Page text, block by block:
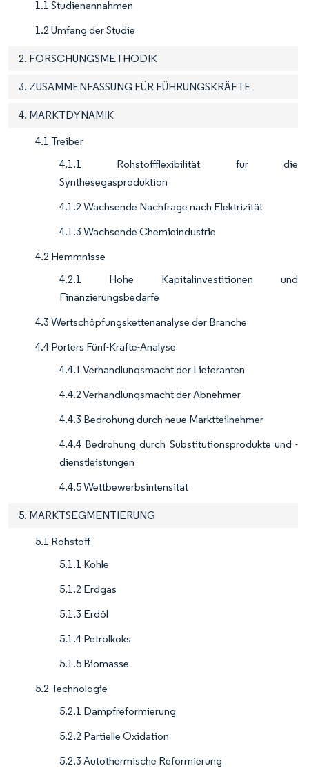
1.1 Studienannahmen
1.2 Umfang der Studie
2. FORSCHUNGSMETHODIK
3. ZUSAMMENFASSUNG FÜR FÜHRUNGSKRÄFTE
4. MARKTDYNAMIK
4.1 Treiber
4.1.1 Rohstoffflexibilität für die
Synthesegasproduktion
4.1.2 Wachsende Nachfrage nach Elektrizität
4.1.3 Wachsende Chemieindustrie
4.2 Hemmnisse
4.2.1 Hohe Kapitalinvestitionen und
Finanzierungsbedarfe
4.3 Wertschöpfungskettenanalyse der Branche
4.4 Porters Fünf-Kräfte-Analyse
4.4.1 Verhandlungsmacht der Lieferanten
4.4.2 Verhandlungsmacht der Abnehmer
4.4.3 Bedrohung durch neue Marktteilnehmer
4.4.4 Bedrohung durch Substitutionsprodukte und -
dienstleistungen
4.4.5 Wettbewerbsintensität
5. MARKTSEGMENTIERUNG
5.1 Rohstoff
5.1.1 Kohle
5.1.2 Erdgas
5.1.3 Erdöl
5.1.4 Petrolkoks
5.1.5 Biomasse
5.2 Technologie
5.2.1 Dampfreformierung
5.2.2 Partielle Oxidation
5.2.3 Autothermische Reformierung